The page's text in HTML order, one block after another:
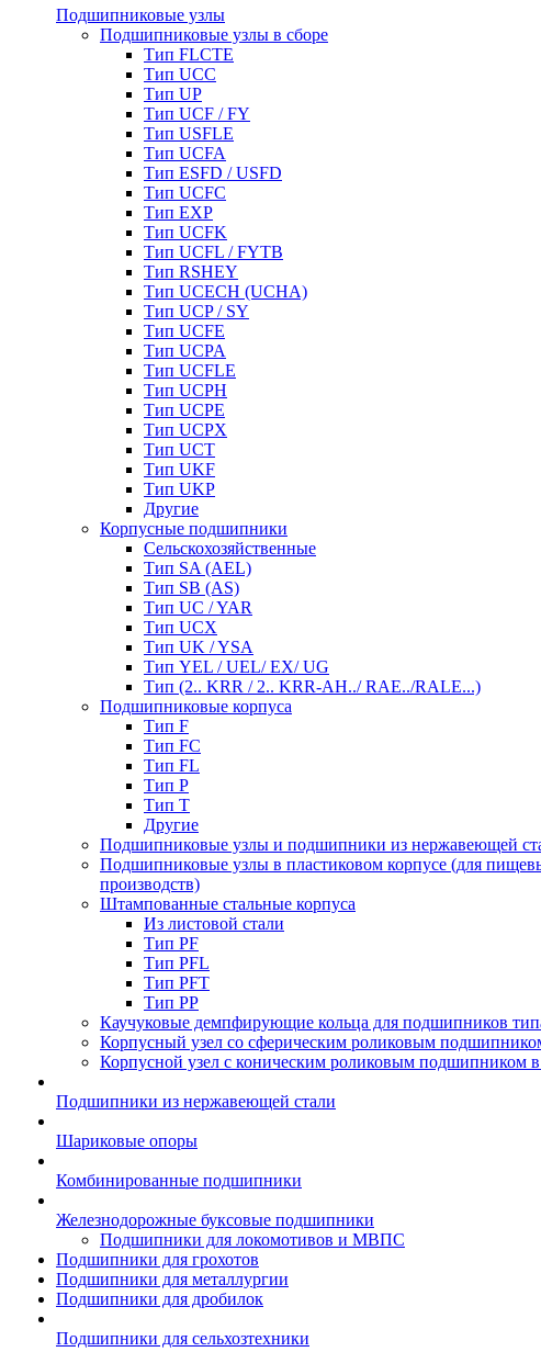
Подшипниковые узлы
Подшипниковые узлы в сборе
Тип FLCTE
Тип UCC
Тип UP
Тип UCF / FY
Тип USFLE
Тип UCFA
Тип ESFD / USFD
Тип UCFC
Тип EXP
Тип UCFK
Тип UCFL / FYTB
Тип RSHEY
Тип UCECH (UCHA)
Тип UCP / SY
Тип UCFE
Тип UCPA
Тип UCFLE
Тип UCPH
Тип UCPE
Тип UCPX
Тип UCT
Тип UKF
Тип UKP
Другие
Корпусные подшипники
Сельскохозяйственные
Тип SA (AEL)
Тип SB (AS)
Тип UC / YAR
Тип UCX
Тип UK / YSA
Тип YEL / UEL/ EX/ UG
Тип (2.. KRR / 2.. KRR-AH../ RAE../RALE...)
Подшипниковые корпуса
Тип F
Тип FC
Тип FL
Тип P
Тип T
Другие
Подшипниковые узлы и подшипники из нержавеющей
Подшипниковые узлы в пластиковом корпусе (для
производств)
Штампованные стальные корпуса
Из листовой стали
Тип PF
Тип PFL
Тип PFT
Тип PP
Каучуковые демпфирующие кольца для подшипников
Корпусный узел со сферическим роликовым
Корпусной узел с коническим роликовым подшипником в
Подшипники из нержавеющей стали
Шариковые опоры
Комбинированные подшипники
Железнодорожные буксовые подшипники
Подшипники для локомотивов и МВПС
Подшипники для грохотов
Подшипники для металлургии
Подшипники для дробилок
Подшипники для сельхозтехники